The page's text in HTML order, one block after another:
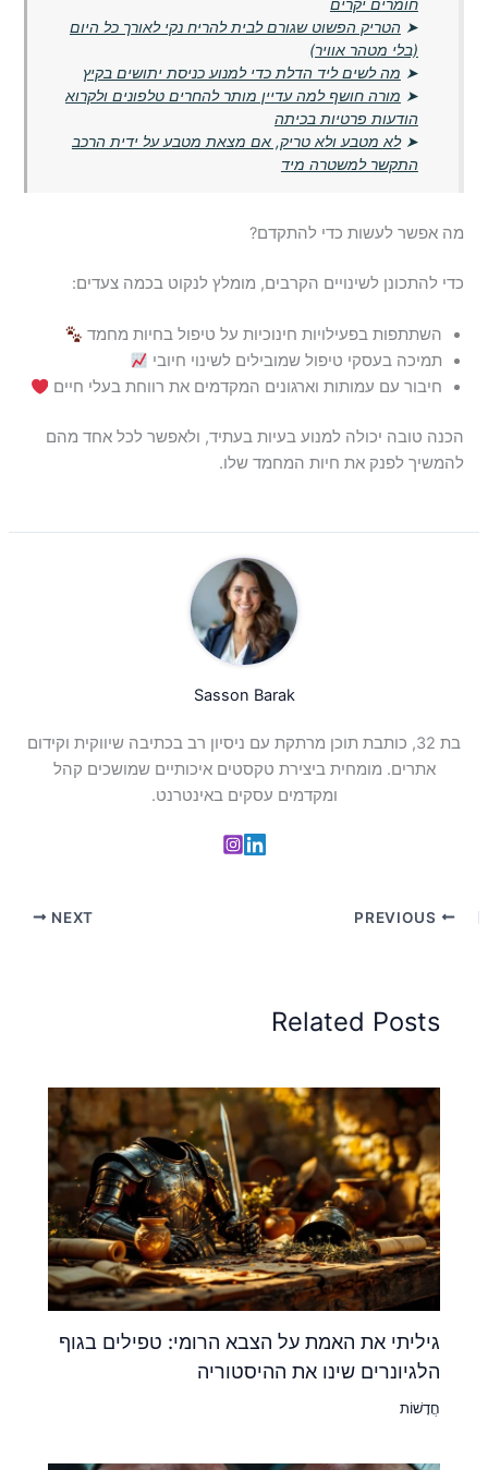
חומרים יקרים
➤ הטריק הפשוט שגורם לבית להריח נקי לאורך כל היום
(בלי מטהר אוויר)
➤ מה לשים ליד הדלת כדי למנוע כניסת יתושים בקיץ
➤ מורה חושף למה עדיין מותר להחרים טלפונים ולקרוא
הודעות פרטיות בכיתה
➤לא מטבע ולא טריק, אם מצאת מטבע על ידית הרכב
התקשר למשטרה מיד
מה אפשר לעשות כדי להתקדם?
כדי להתכונן לשינויים הקרבים, מומלץ לנקוט בכמה צעדים:
השתתפות בפעילויות חינוכיות על טיפול בחיות מחמד
תמיכה בעסקי טיפול שמובילים לשינוי חיובי
חיבור עם עמותות וארגונים המקדמים את רווחת בעלי חיים
הכנה טובה יכולה למנוע בעיות בעתיד, ולאפשר לכל אחד מהם
להמשיך לפנק את חיות המחמד שלו.
Sasson Barak
בת 32, כותבת תוכן מרתקת עם ניסיון רב בכתיבה שיווקית וקידום
אתרים. מומחית ביצירת טקסטים איכותיים שמושכים קהל
ומקדמים עסקים באינטרנט.
NEXT
Related Posts
גיליתי את האמת על הצבא הרומי: טפילים בגוף
הלגיונרים שינו את ההיסטוריה
חֲדָשׁוֹת